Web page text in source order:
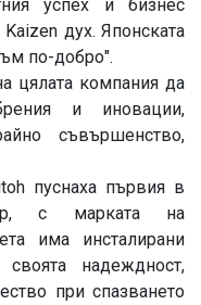
успех и бизнес
дух. Японската
по-добро".
цялата компания да
и иновации,
съвършенство,
пуснаха първия в
с марката на
има инсталирани
надеждност,
при спазването